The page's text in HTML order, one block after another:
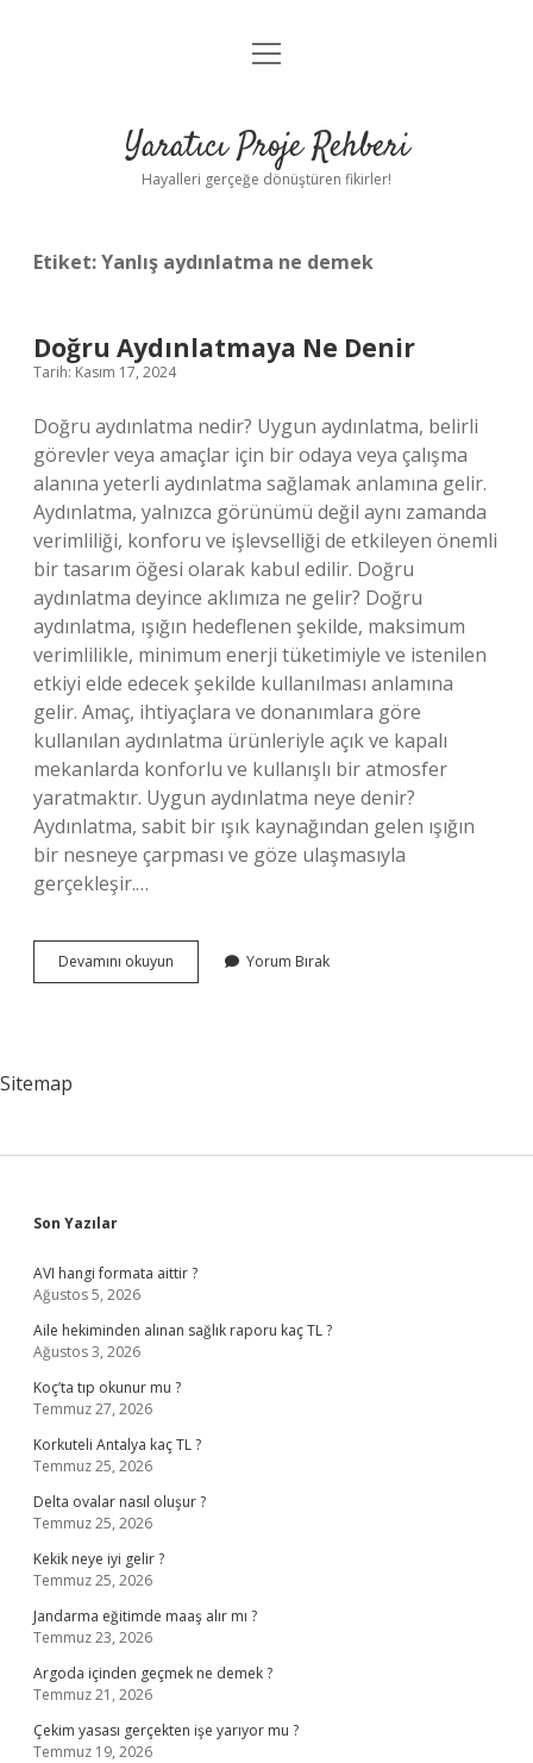
Anasayfa
Yasal Uyarı
menüyü
Yaratıcı Proje Rehberi
Hayalleri gerçeğe dönüştüren fikirler!
Etiket:Yanlış aydınlatma ne demek
Doğru Aydınlatmaya Ne Denir
Tarih: Kasım 17, 2024
Doğru aydınlatma nedir? Uygun aydınlatma, belirli
görevler veya amaçlar için bir odaya veya çalışma
alanına yeterli aydınlatma sağlamak anlamına gelir.
Aydınlatma, yalnızca görünümü değil aynı zamanda
verimliliği, konforu ve işlevselliği de etkileyen önemli
bir tasarım öğesi olarak kabul edilir. Doğru
aydınlatma deyince aklımıza ne gelir? Doğru
aydınlatma, ışığın hedeflenen şekilde, maksimum
verimlilikle, minimum enerji tüketimiyle ve istenilen
etkiyi elde edecek şekilde kullanılması anlamına
gelir. Amaç, ihtiyaçlara ve donanımlara göre
kullanılan aydınlatma ürünleriyle açık ve kapalı
mekanlarda konforlu ve kullanışlı bir atmosfer
yaratmaktır. Uygun aydınlatma neye denir?
Aydınlatma, sabit bir ışık kaynağından gelen ışığın
bir nesneye çarpması ve göze ulaşmasıyla
gerçekleşir.…
Devamını okuyun
Aydınlatmaya
Yorum Bırak
Sitemap
Sidebar
Son Yazılar
AVI hangi formata aittir ?
Ağustos 5, 2026
Aile hekiminden alınan sağlık raporu kaç TL ?
Ağustos 3, 2026
Koç’ta tıp okunur mu ?
Temmuz 27, 2026
Korkuteli Antalya kaç TL ?
Temmuz 25, 2026
Delta ovalar nasıl oluşur ?
Temmuz 25, 2026
Kekik neye iyi gelir ?
Temmuz 25, 2026
Jandarma eğitimde maaş alır mı ?
Temmuz 23, 2026
Argoda içinden geçmek ne demek ?
Temmuz 21, 2026
Çekim yasası gerçekten işe yarıyor mu ?
Temmuz 19, 2026